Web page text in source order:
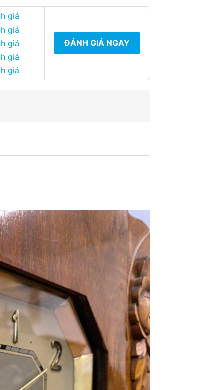
giá
giá
giá
giá
giá
ĐÁNH GIÁ NGAY